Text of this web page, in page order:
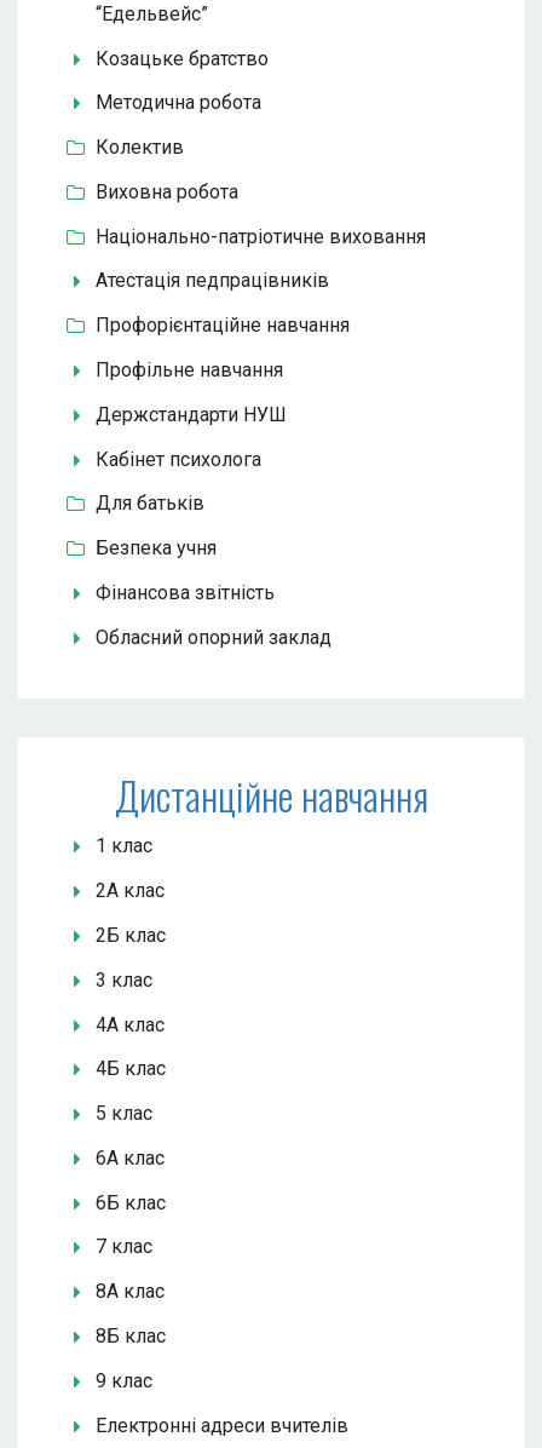
“Едельвейс”
Козацьке братство
Методична робота
Колектив
Виховна робота
Національно-патріотичне виховання
Атестація педпрацівників
Профорієнтаційне навчання
Профільне навчання
Держстандарти НУШ
Кабінет психолога
Для батьків
Безпека учня
Фінансова звітність
Обласний опорний заклад
Дистанційне навчання
1 клас
2А клас
2Б клас
3 клас
4А клас
4Б клас
5 клас
6А клас
6Б клас
7 клас
8А клас
8Б клас
9 клас
Електронні адреси вчителів